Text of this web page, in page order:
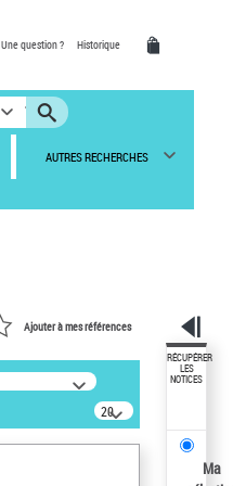
Une question ? Historique
AUTRES RECHERCHES
Ajouter à mes références
20
résultats/page
RÉCUPÉRER
LES
NOTICES
Ma